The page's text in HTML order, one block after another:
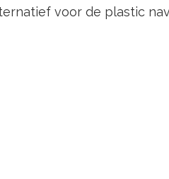
voor de plastic